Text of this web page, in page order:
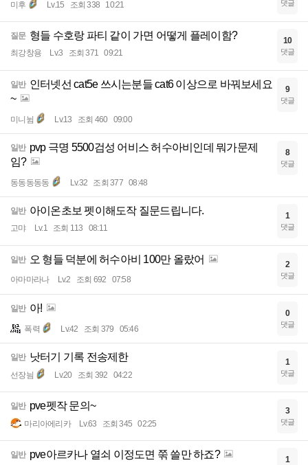
미후 Lv.15 조회 338 10:21 댓글
질문 형들 수호랑 파티 같이 가면 어떻게 플레이함?
최강창용 Lv.3 조회 371 09:21
10
댓글
일반 인터넷선 cat5e 쓰시는분들 cat6 이상으로 바꿔보세요
~
미니뉨 Lv.13 조회 460 09:00
9
댓글
일반 pvp 극명 5500검성 어비스 허수아비인데 뭐가문제
임?
동동동동동 Lv.32 조회 377 08:48
8
댓글
일반 아이온초보 펫이해도작 질문드립니다.
고먀 Lv.1 조회 113 08:11
1
댓글
일반 오 형들 덕분에 허수아비 100만 올랐어
아마마라나 Lv.2 조회 692 07:58
2
댓글
일반 아!
폭력 Lv.42 조회 379 05:46
0
댓글
일반 낫터기 기록 전송제한
선장늼 Lv.20 조회 392 04:22
1
댓글
일반 pve펫작 문의~
마리아에리카 Lv.63 조회 345 02:25
3
댓글
일반 pve아르카나 열쇠 이정도면 쭊 쓸만 하죠? 1